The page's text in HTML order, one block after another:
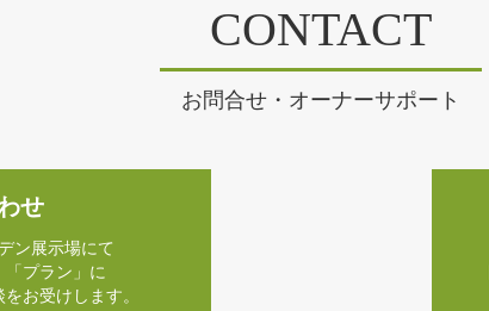
CONTACT
お問合せ・オーナーサポート
せ
ン展示場にて
「プラン」に
お受けします。